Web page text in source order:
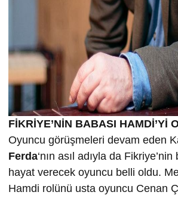
FİKRİYE’NİN BABASI HAMDİ’Yİ
Oyuncu görüşmeleri devam eden
Ferda‘nın asıl adıyla da
hayat verecek oyuncu belli oldu.
Hamdi rolünü usta oyuncu Cenan